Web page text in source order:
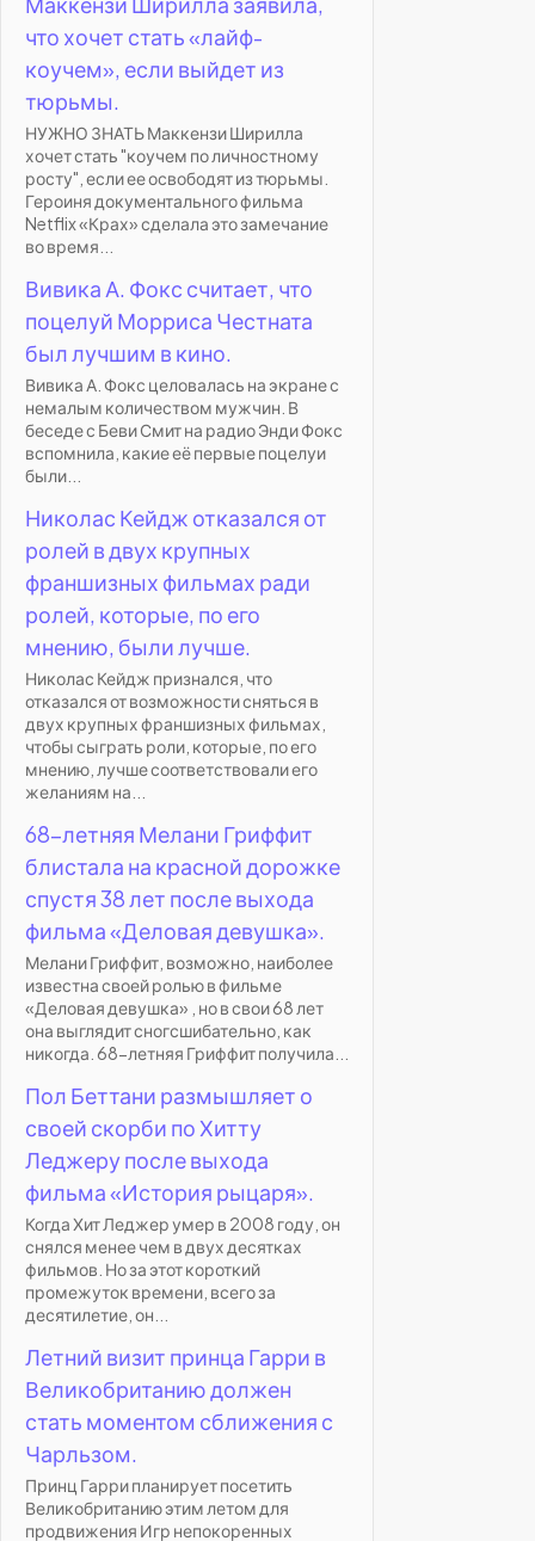
что хочет стать «лайф-
коучем», если выйдет из
тюрьмы.
НУЖНО ЗНАТЬ Маккензи Ширилла
хочет стать "коучем по личностному
росту", если ее освободят из тюрьмы.
Героиня документального фильма
Netflix «Крах» сделала это замечание
во время...
Вивика А. Фокс считает, что
поцелуй Морриса Честната
был лучшим в кино.
Вивика А. Фокс целовалась на экране с
немалым количеством мужчин. В
беседе с Беви Смит на радио Энди Фокс
вспомнила, какие её первые поцелуи
были...
Николас Кейдж отказался от
ролей в двух крупных
франшизных фильмах ради
ролей, которые, по его
мнению, были лучше.
Николас Кейдж признался, что
отказался от возможности сняться в
двух крупных франшизных фильмах,
чтобы сыграть роли, которые, по его
мнению, лучше соответствовали его
желаниям на...
68-летняя Мелани Гриффит
блистала на красной дорожке
спустя 38 лет после выхода
фильма «Деловая девушка».
Мелани Гриффит, возможно, наиболее
известна своей ролью в фильме
«Деловая девушка» , но в свои 68 лет
она выглядит сногсшибательно, как
никогда. 68-летняя Гриффит получила...
Пол Беттани размышляет о
своей скорби по Хитту
Леджеру после выхода
фильма «История рыцаря».
Когда Хит Леджер умер в 2008 году, он
снялся менее чем в двух десятках
фильмов. Но за этот короткий
промежуток времени, всего за
десятилетие, он...
Летний визит принца Гарри в
Великобританию должен
стать моментом сближения с
Чарльзом.
Принц Гарри планирует посетить
Великобританию этим летом для
продвижения Игр непокоренных